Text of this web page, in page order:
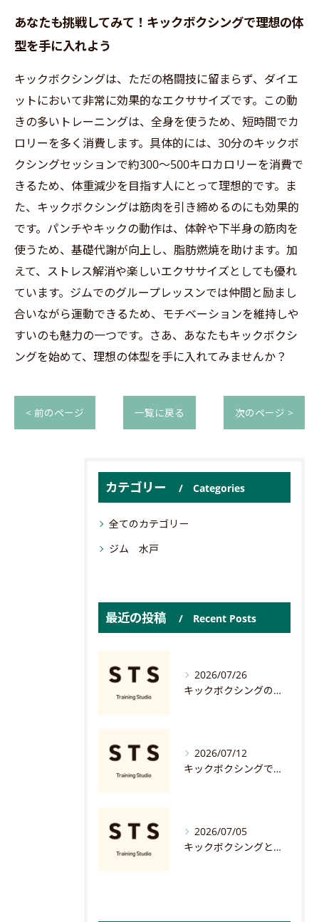
あなたも挑戦してみて！キックボクシングで理想の体
型を手に入れよう
キックボクシングは、ただの格闘技に留まらず、ダイエ
ットにおいて非常に効果的なエクササイズです。この動
きの多いトレーニングは、全身を使うため、短時間でカ
ロリーを多く消費します。具体的には、30分のキックボ
クシングセッションで約300〜500キロカロリーを消費で
きるため、体重減少を目指す人にとって理想的です。ま
た、キックボクシングは筋肉を引き締めるのにも効果的
です。パンチやキックの動作は、体幹や下半身の筋肉を
使うため、基礎代謝が向上し、脂肪燃焼を助けます。加
えて、ストレス解消や楽しいエクササイズとしても優れ
ています。ジムでのグループレッスンでは仲間と励まし
合いながら運動できるため、モチベーションを維持しや
すいのも魅力の一つです。さあ、あなたもキックボクシ
ングを始めて、理想の体型を手に入れてみませんか？
< 前のページ 一覧に戻る 次のページ >
カテゴリー Categories
全てのカテゴリー
ジム 水戸
最近の投稿 Recent Posts
2026/07/26
キックボクシングの評判と女性初心者が安心して始めるフィットネスの魅力
2026/07/12
キックボクシングでプロを目指すための最短ルートと年収の現実徹底解説
2026/07/05
キックボクシングとコンタクトの注意点を踏まえた茨城県水戸市ひたちなか市で快適に楽しむ方法